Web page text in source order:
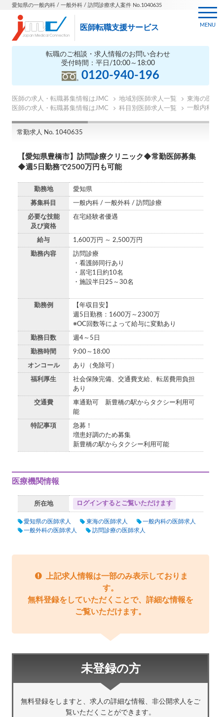
愛知県の一般内科 / 一般外科 / 訪問診療求人案件 No.1040635
医師転職支援サービス
転職のご相談・求人情報のお問い合わせ
受付時間：平日/10:00～18:00
0120-940-196
MENU
医師の求人・転職募集情報はJMC 地域別医師求人一覧
東海の医師
医師の求人・転職募集情報はJMC
科目別医師求人一覧 一般内科の
常勤求人 No. 1040635
【愛知県豊橋市】訪問診療クリニック◆常勤医師募集
◆週5日勤務で2500万円も可能
勤務地 愛知県
募集科目 一般内科 / 一般外科 / 訪問診療
必要な技能
及び資格
在宅経験者優遇
給与 1,600万円 ～ 2,500万円
勤務内容
訪問診療
・看護師同行あり
・居宅1日約10名
・施設半日25～30名
勤務例
【年収目安】
週5日勤務：1600万～2300万
※OC回数等によって給与に変動あり
勤務日数 週4～5日
勤務時間 9:00～18:00
オンコール あり（免除可）
福利厚生
社会保険完備、交通費支給、転居費用負担
あり
交通費
車通勤可 新豊橋の駅からタクシー利用可
能
特記事項
急募！
増患好調のため募集
新豊橋の駅からタクシー利用可能
医療機関情報
所在地 ログインするとご覧いただけます
愛知県の医師求人 東海の医師求人
一般内科の医師求人
一般外科の医師求人
訪問診療の医師求人
上記求人情報は一部のみ表示しておりま
す。
無料登録をしていただくことで、詳細な情報を
ご覧いただけます。
未登録の方
無料登録をしますと、求人の詳細な情報、非公開求人をご
覧いただくことができます。